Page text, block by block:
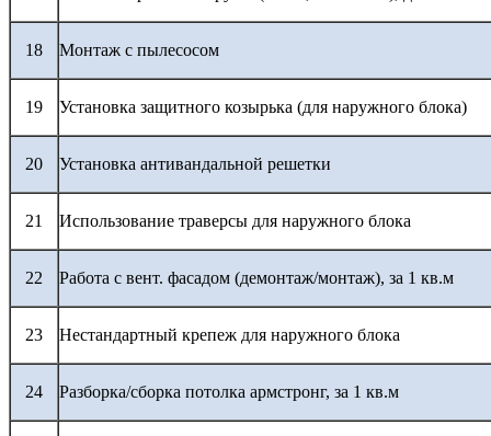
18 Монтаж с пылесосом
19 Установка защитного козырька (для наружного блока)
20 Установка антивандальной решетки
21 Использование траверсы для наружного блока
22 Работа с вент. фасадом (демонтаж/монтаж), за 1 кв.м
23 Нестандартный крепеж для наружного блока
24 Разборка/сборка потолка армстронг, за 1 кв.м